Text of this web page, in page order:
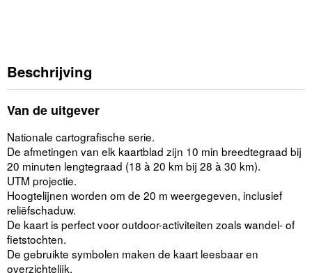
Beschrijving
Van de uitgever
Nationale cartografische serie.
De afmetingen van elk kaartblad zijn 10 min breedtegraad bij
20 minuten lengtegraad (18 à 20 km bij 28 à 30 km).
UTM projectie.
Hoogtelijnen worden om de 20 m weergegeven, inclusief
reliëfschaduw.
De kaart is perfect voor outdoor-activiteiten zoals wandel- of
fietstochten.
De gebruikte symbolen maken de kaart leesbaar en
overzichtelijk.